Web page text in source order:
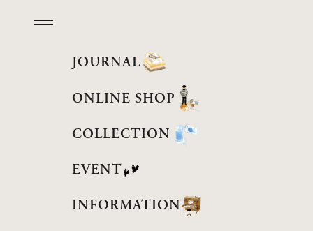
メニューを開く
JOURNAL
ONLINE SHOP
MEN
WOMEN
ACCESSORY
COLLECTION
EVENT
INFORMATION